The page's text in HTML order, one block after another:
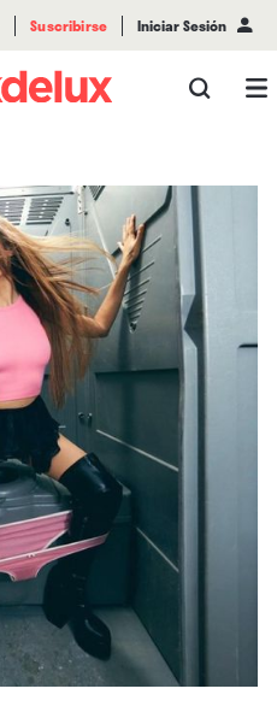
Suscribirse Iniciar Sesión